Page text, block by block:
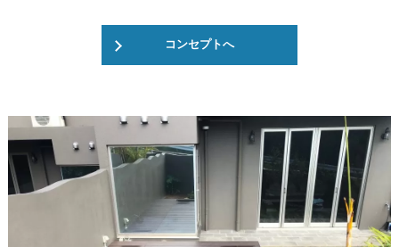
コンセプトへ